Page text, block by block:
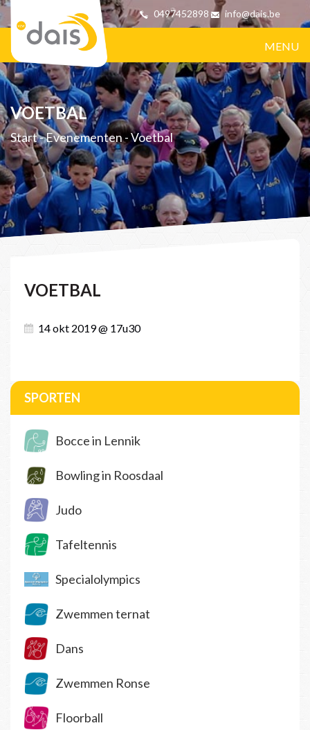
0497452898 info@dais.be
MENU
VOETBAL
Start-Evenementen-Voetbal
VOETBAL
14 okt 2019 @ 17u30
SPORTEN
Bocce in Lennik
Bowling in Roosdaal
Judo
Tafeltennis
Specialolympics
Zwemmen ternat
Dans
Zwemmen Ronse
Floorball